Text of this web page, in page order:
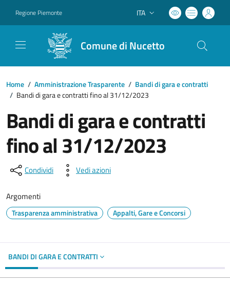
Regione Piemonte Lingua attiva:
ITA
Comune di Nucetto
Home / Amministrazione Trasparente / Bandi di gara e contratti
/ Bandi di gara e contratti fino al 31/12/2023
Bandi di gara e contratti
fino al 31/12/2023
Condividi Vedi azioni
Argomenti
Trasparenza amministrativa Appalti, Gare e Concorsi
BANDI DI GARA E CONTRATTI